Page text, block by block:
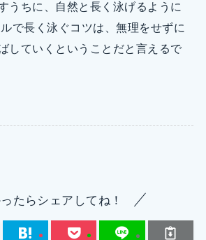
うちに、自然と長く泳げるように
で長く泳ぐコツは、無理をせずに
していくということだと言えるで
たらシェアしてね！